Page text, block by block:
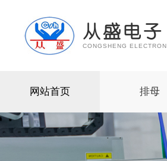
从盛电子
CONGSHENG ELECTRON
网站首页 排母